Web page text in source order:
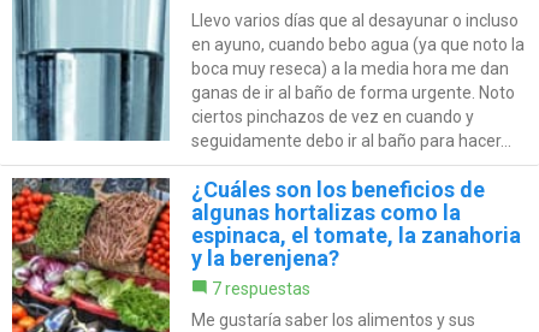
Llevo varios días que al desayunar o incluso
en ayuno, cuando bebo agua (ya que noto la
boca muy reseca) a la media hora me dan
ganas de ir al baño de forma urgente. Noto
ciertos pinchazos de vez en cuando y
seguidamente debo ir al baño para hacer...
¿Cuáles son los beneficios de
algunas hortalizas como la
espinaca, el tomate, la zanahoria
y la berenjena?
7 respuestas
Me gustaría saber los alimentos y sus